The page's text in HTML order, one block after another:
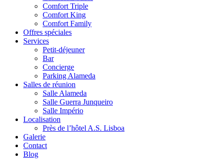
Comfort Triple
Comfort King
Comfort Family
Offres spéciales
Services
Petit-déjeuner
Bar
Concierge
Parking Alameda
Salles de réunion
Salle Alameda
Salle Guerra Junqueiro
Salle Império
Localisation
Près de l’hôtel A.S. Lisboa
Galerie
Contact
Blog